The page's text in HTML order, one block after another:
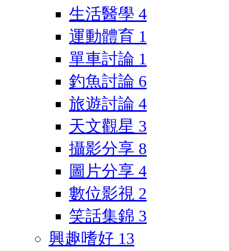
生活醫學 4
運動體育 1
單車討論 1
釣魚討論 6
旅遊討論 4
天文觀星 3
攝影分享 8
圖片分享 4
數位影視 2
笑話集錦 3
興趣嗜好 13